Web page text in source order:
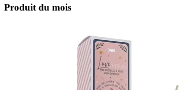
Produit du mois